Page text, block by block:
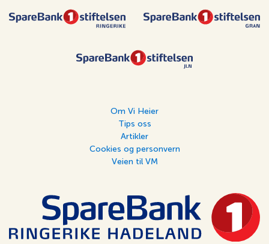
Om Vi Heier
Tips oss
Artikler
Cookies og personvern
Veien til VM